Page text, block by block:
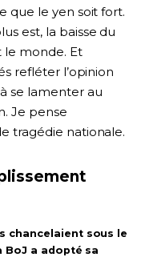
que le yen soit fort.
est, la baisse du
monde. Et
refléter l’opinion
se lamenter au
Je pense
tragédie nationale.
chancelaient sous le
BoJ a adopté sa